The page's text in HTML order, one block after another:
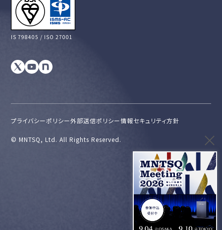
IS 798405 / ISO 27001
プライバシーポリシー外部送信ポリシー情報セキュリティ方針
©︎ MNTSQ, Ltd. All Rights Reserved.